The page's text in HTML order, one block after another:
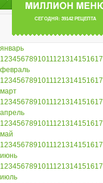
СЕГОДНЯ: 39142 РЕЦЕПТА
январь
1234567891011121314151617
февраль
1234567891011121314151617
март
1234567891011121314151617
апрель
1234567891011121314151617
май
1234567891011121314151617
июнь
1234567891011121314151617
июль